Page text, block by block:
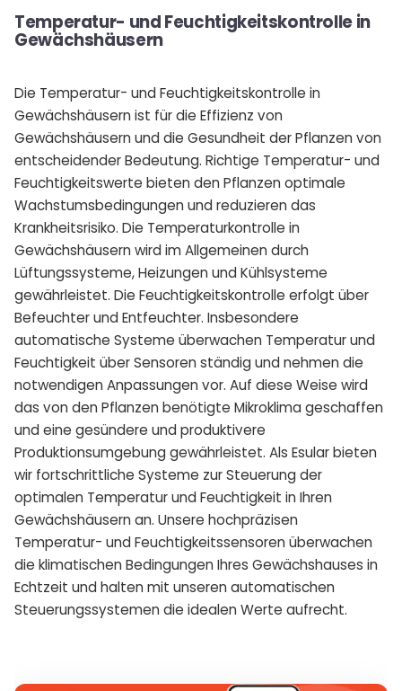
Temperatur- und Feuchtigkeitskontrolle in
Gewächshäusern
Die Temperatur- und Feuchtigkeitskontrolle in
Gewächshäusern ist für die Effizienz von
Gewächshäusern und die Gesundheit der Pflanzen von
entscheidender Bedeutung. Richtige Temperatur- und
Feuchtigkeitswerte bieten den Pflanzen optimale
Wachstumsbedingungen und reduzieren das
Krankheitsrisiko. Die Temperaturkontrolle in
Gewächshäusern wird im Allgemeinen durch
Lüftungssysteme, Heizungen und Kühlsysteme
gewährleistet. Die Feuchtigkeitskontrolle erfolgt über
Befeuchter und Entfeuchter. Insbesondere
automatische Systeme überwachen Temperatur und
Feuchtigkeit über Sensoren ständig und nehmen die
notwendigen Anpassungen vor. Auf diese Weise wird
das von den Pflanzen benötigte Mikroklima geschaffen
und eine gesündere und produktivere
Produktionsumgebung gewährleistet. Als Esular bieten
wir fortschrittliche Systeme zur Steuerung der
optimalen Temperatur und Feuchtigkeit in Ihren
Gewächshäusern an. Unsere hochpräzisen
Temperatur- und Feuchtigkeitssensoren überwachen
die klimatischen Bedingungen Ihres Gewächshauses in
Echtzeit und halten mit unseren automatischen
Steuerungssystemen die idealen Werte aufrecht.